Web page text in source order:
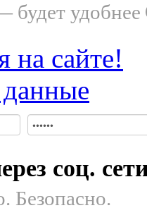
будет удобнее
на сайте!
соц.
Безопасно.